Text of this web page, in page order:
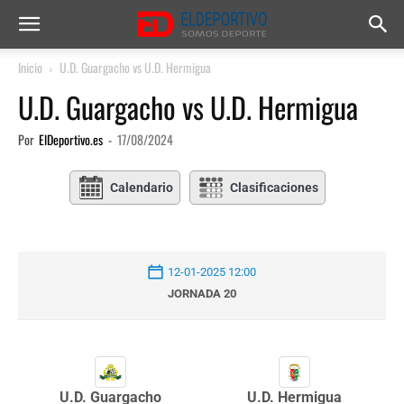
Inicio U.D. Guargacho vs U.D. Hermigua
U.D. Guargacho vs U.D. Hermigua
Por ElDeportivo.es - 17/08/2024
Calendario Clasificaciones
12-01-2025 12:00
JORNADA 20
U.D. Guargacho U.D. Hermigua